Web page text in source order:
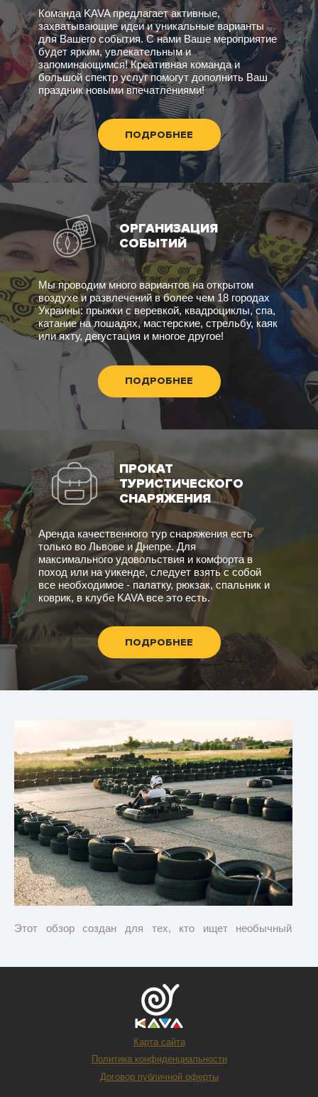
Команда KAVA предлагает активные,
захватывающие идеи и уникальные варианты
для Вашего события. С нами Ваше мероприятие
будет ярким, увлекательным и
запоминающимся! Креативная команда и
большой спектр услуг помогут дополнить Ваш
праздник новыми впечатлениями!
ПОДРОБНЕЕ
ОРГАНИЗАЦИЯ
СОБЫТИЙ
Мы проводим много вариантов на открытом
воздухе и развлечений в более чем 18 городах
Украины: прыжки с веревкой, квадроциклы, спа,
катание на лошадях, мастерские, стрельбу, каяк
или яхту, дегустация и многое другое!
ПОДРОБНЕЕ
ПРОКАТ
ТУРИСТИЧЕСКОГО
СНАРЯЖЕНИЯ
Аренда качественного тур снаряжения есть
только во Львове и Днепре. Для
максимального удовольствия и комфорта в
поход или на уикенде, следует взять с собой
все необходимое - палатку, рюкзак, спальник и
коврик, в клубе KAVA все это есть.
ПОДРОБНЕЕ
Этот обзор создан для тех, кто ищет необычный
спортивный сертификат, какие активности предлагает
клуб активного отдыха KAVA. Вы узнаете о
преимуществах сертификатов и ценах на них. Прочитав
подарочный сертификат, который принесет приятные
Карта сайта
Политика конфиденциальности
Договор публичной оферты